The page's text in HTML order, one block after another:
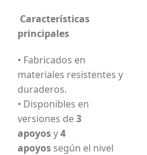
Características
principales
• Fabricados en
materiales resistentes y
duraderos.
• Disponibles en
versiones de3
apoyosy4
apoyos según el nivel